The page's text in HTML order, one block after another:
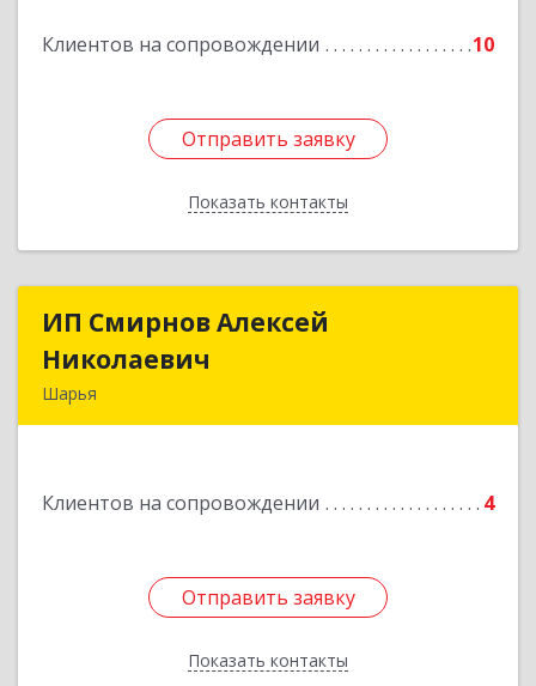
Клиентов на сопровождении 10
Отправить заявку
Показать контакты
Отправить заявку
Назад
ИП Смирнов Алексей
Николаевич
Шарья
Клиентов на сопровождении 4
Отправить заявку
Показать контакты
ИП Смирнов Алексей
Отправить заявку
Назад